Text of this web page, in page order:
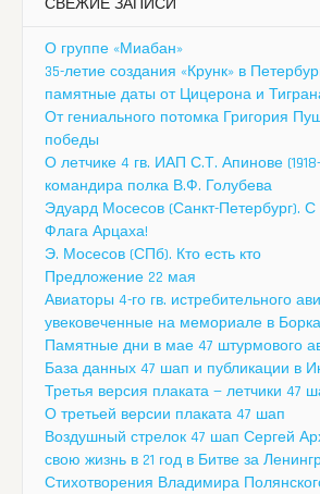
О группе «Миабан»
35-летие создания «Крунк» в
памятные даты от Цицерона и
От гениального потомка Григория
победы
О летчике 4 гв. ИАП С.Т. Апинове (1918-
командира полка В.Ф. Голубева
Эдуард Мосесов (Санкт-Петербург). С
Флага Арцаха!
Э. Мосесов (СПб). Кто есть кто
Предложение 22 мая
Авиаторы 4-го гв. истребительного
увековеченные на мемориале в
Памятные дни в мае 47 штурмового
База данных 47 шап и публикации в
Третья версия плаката — летчики 47
О третьей версии плаката 47 шап
Воздушный стрелок 47 шап Сергей
свою жизнь в 21 год в Битве за
Стихотворения Владимира